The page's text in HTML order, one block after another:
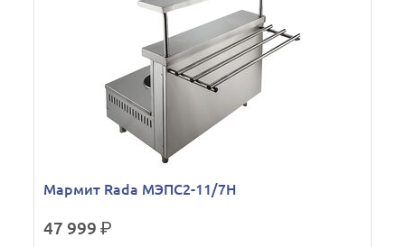
Мармит Rada МЭПС2-11/7Н
47 999р.